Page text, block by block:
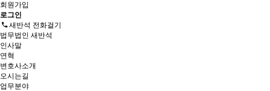
회원가입
로그인
새반석 전화걸기
법무법인 새반석
인사말
연혁
변호사소개
오시는길
업무분야